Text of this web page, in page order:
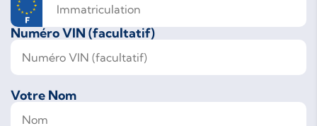
Numéro VIN (facultatif)
Votre Nom